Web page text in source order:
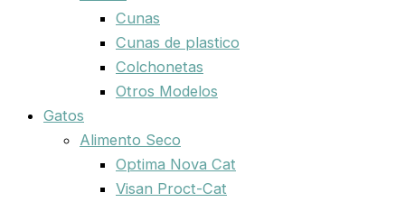
Cunas
Cunas de plastico
Colchonetas
Otros Modelos
Gatos
Alimento Seco
Optima Nova Cat
Visan Proct-Cat